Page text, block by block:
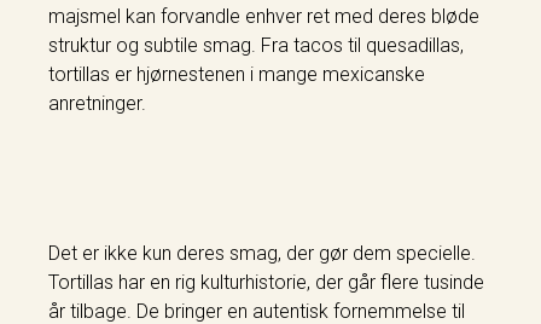
majsmel kan forvandle enhver ret med deres bløde
struktur og subtile smag. Fra tacos til quesadillas,
tortillas er hjørnestenen i mange mexicanske
anretninger.
Det er ikke kun deres smag, der gør dem specielle.
Tortillas har en rig kulturhistorie, der går flere tusinde
år tilbage. De bringer en autentisk fornemmelse til